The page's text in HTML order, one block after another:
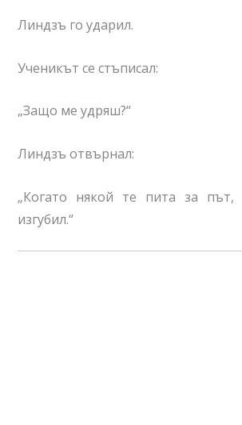
Линдзъ го ударил.
Ученикът се стъписал:
„Защо ме удряш?“
Линдзъ отвърнал:
„Когато някой те пита за
изгубил.“